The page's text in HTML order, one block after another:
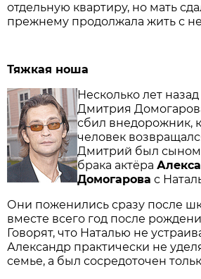
отдельную квартиру, но мать
прежнему продолжала жить с
Тяжкая ноша
Несколько лет
Дмитрия
сбил внедорожник,
человек
Дмитрий был сыном
брака актёра
Домогарова с
Они поженились сразу после
вместе всего год после
Говорят, что Наталью не
Александр практически не
семье, а был сосредоточен